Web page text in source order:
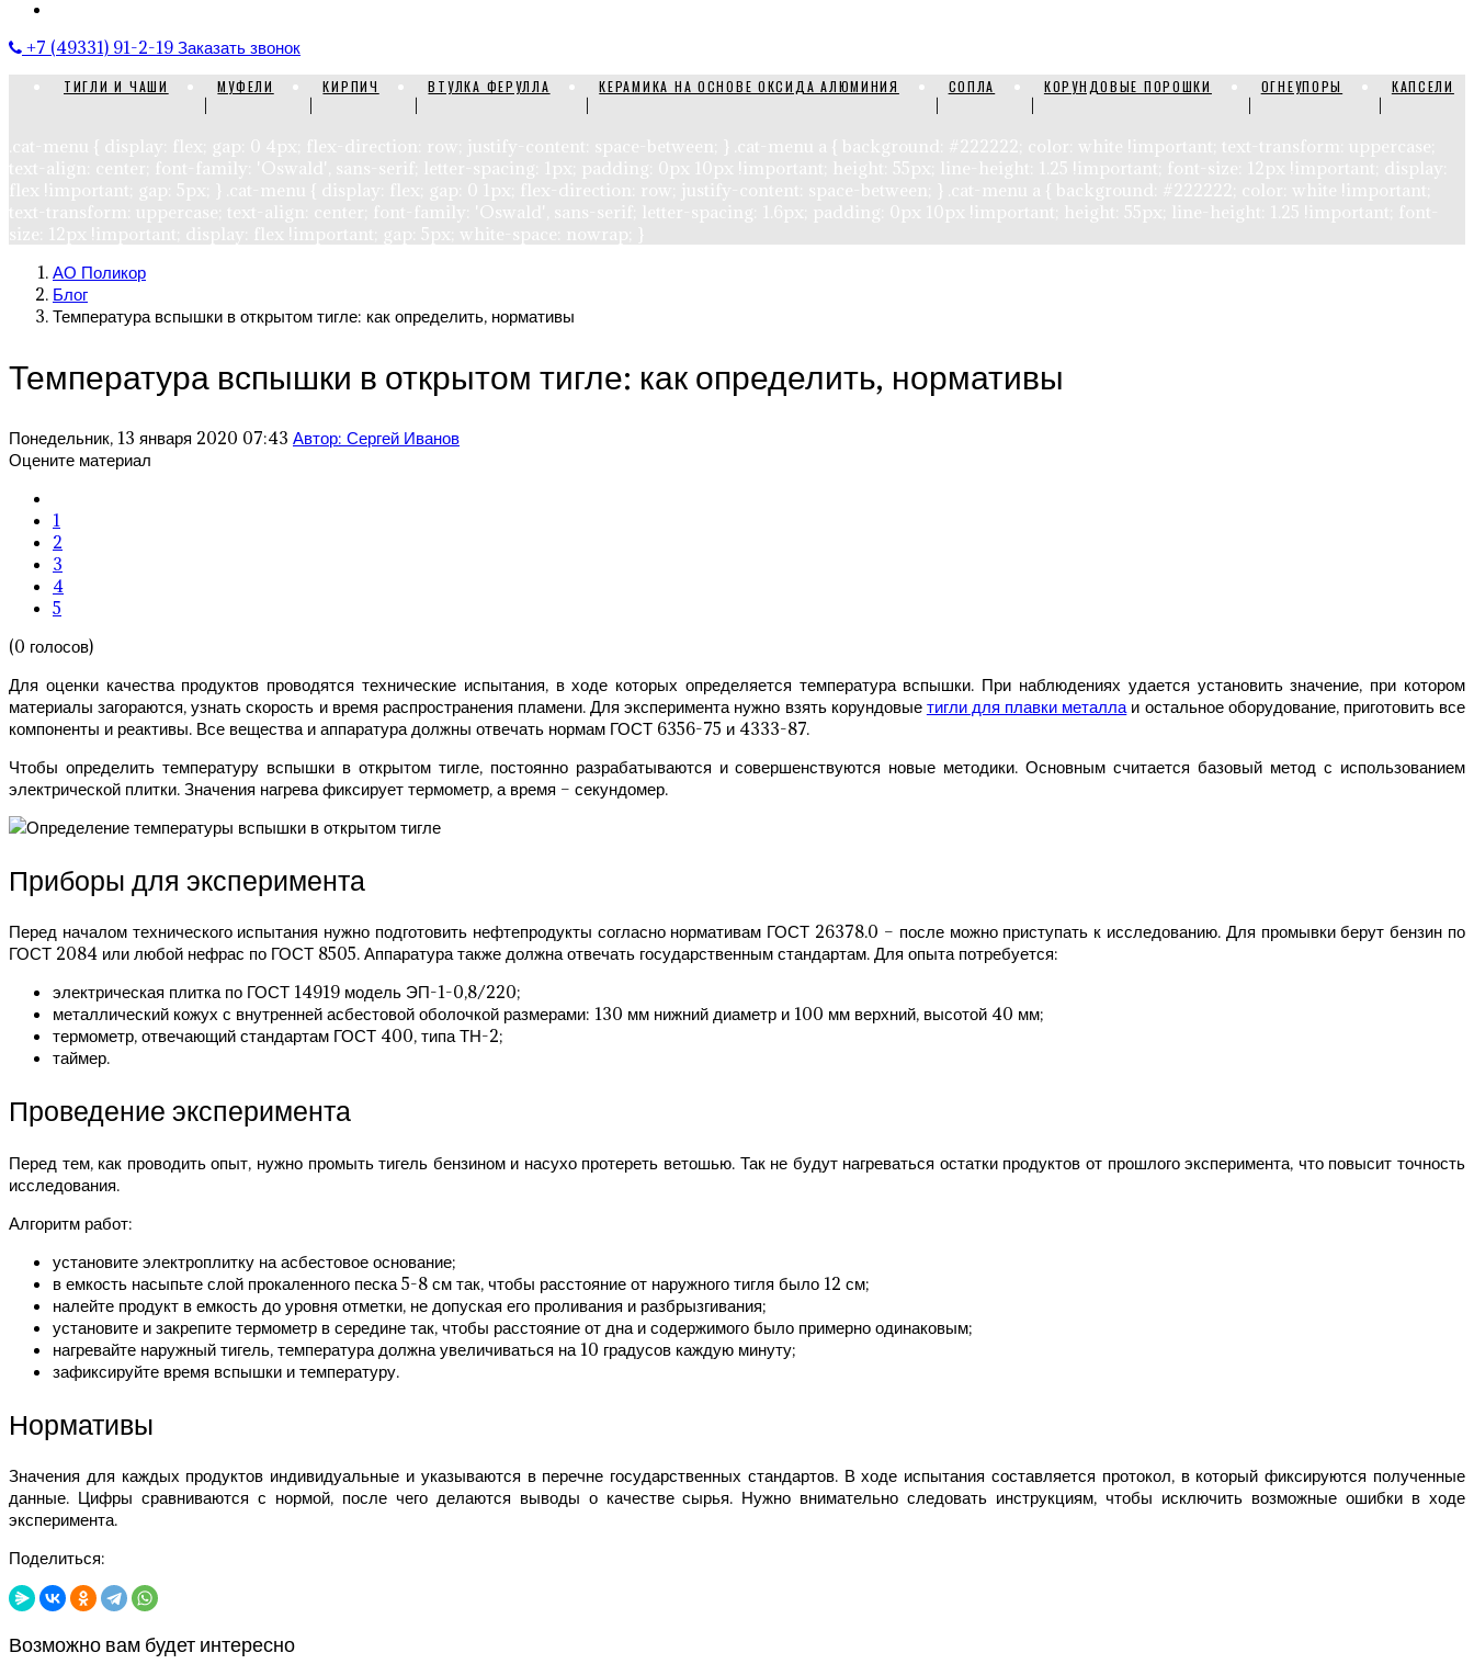
+7 (49331) 91-2-19 Заказать звонок
ТИГЛИ И ЧАШИ МУФЕЛИ КИРПИЧ ВТУЛКА ФЕРУЛЛА КЕРАМИКА НА ОСНОВЕ ОКСИДА АЛЮМИНИЯ СОПЛА КОРУНДОВЫЕ ПОРОШКИ ОГНЕУПОРЫ КАПСЕЛИ
.cat-menu { display: flex; gap: 0 4px; flex-direction: row; justify-content: space-between; } .cat-menu a { background: #222222; color: white !important; text-transform: uppercase;
text-align: center; font-family: 'Oswald', sans-serif; letter-spacing: 1px; padding: 0px 10px !important; height: 55px; line-height: 1.25 !important; font-size: 12px !important; display:
flex !important; gap: 5px; } .cat-menu { display: flex; gap: 0 1px; flex-direction: row; justify-content: space-between; } .cat-menu a { background: #222222; color: white !important;
text-transform: uppercase; text-align: center; font-family: 'Oswald', sans-serif; letter-spacing: 1.6px; padding: 0px 10px !important; height: 55px; line-height: 1.25 !important; font-
size: 12px !important; display: flex !important; gap: 5px; white-space: nowrap; }
АО Поликор
Блог
Температура вспышки в открытом тигле: как определить, нормативы
Температура вспышки в открытом тигле: как определить, нормативы
Понедельник, 13 января 2020 07:43 Автор: Сергей Иванов
Оцените материал
1
2
3
4
5
(0 голосов)
Для оценки качества продуктов проводятся технические испытания, в ходе которых определяется температура вспышки. При наблюдениях удается установить значение, при котором
материалы загораются, узнать скорость и время распространения пламени. Для эксперимента нужно взять корундовые тигли для плавки металла и остальное оборудование, приготовить все
компоненты и реактивы. Все вещества и аппаратура должны отвечать нормам ГОСТ 6356-75 и 4333-87.
Чтобы определить температуру вспышки в открытом тигле, постоянно разрабатываются и совершенствуются новые методики. Основным считается базовый метод с использованием
электрической плитки. Значения нагрева фиксирует термометр, а время – секундомер.
Приборы для эксперимента
Перед началом технического испытания нужно подготовить нефтепродукты согласно нормативам ГОСТ 26378.0 – после можно приступать к исследованию. Для промывки берут бензин по
ГОСТ 2084 или любой нефрас по ГОСТ 8505. Аппаратура также должна отвечать государственным стандартам. Для опыта потребуется:
электрическая плитка по ГОСТ 14919 модель ЭП-1-0,8/220;
металлический кожух с внутренней асбестовой оболочкой размерами: 130 мм нижний диаметр и 100 мм верхний, высотой 40 мм;
термометр, отвечающий стандартам ГОСТ 400, типа ТН-2;
таймер.
Проведение эксперимента
Перед тем, как проводить опыт, нужно промыть тигель бензином и насухо протереть ветошью. Так не будут нагреваться остатки продуктов от прошлого эксперимента, что повысит точность
исследования.
Алгоритм работ:
установите электроплитку на асбестовое основание;
в емкость насыпьте слой прокаленного песка 5-8 см так, чтобы расстояние от наружного тигля было 12 см;
налейте продукт в емкость до уровня отметки, не допуская его проливания и разбрызгивания;
установите и закрепите термометр в середине так, чтобы расстояние от дна и содержимого было примерно одинаковым;
нагревайте наружный тигель, температура должна увеличиваться на 10 градусов каждую минуту;
зафиксируйте время вспышки и температуру.
Нормативы
Значения для каждых продуктов индивидуальные и указываются в перечне государственных стандартов. В ходе испытания составляется протокол, в который фиксируются полученные
данные. Цифры сравниваются с нормой, после чего делаются выводы о качестве сырья. Нужно внимательно следовать инструкциям, чтобы исключить возможные ошибки в ходе
эксперимента.
Поделиться:
Возможно вам будет интересно